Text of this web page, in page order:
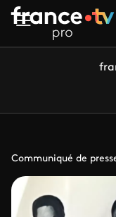
Aller au contenu
Communiqué de